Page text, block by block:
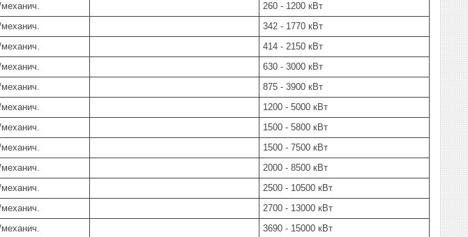
260 - 1200 кВт
342 - 1770 кВт
414 - 2150 кВт
630 - 3000 кВт
875 - 3900 кВт
1200 - 5000 кВт
1500 - 5800 кВт
1500 - 7500 кВт
2000 - 8500 кВт
2500 - 10500 кВт
2700 - 13000 кВт
3690 - 15000 кВт